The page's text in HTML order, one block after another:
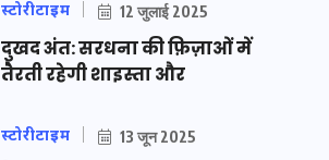
स्टोरीटाइम 12 जुलाई 2025
दुखद अंत: सरधना की फ़िज़ाओं में
तैरती रहेगी शाइस्ता और
स्टोरीटाइम 13 जून 2025